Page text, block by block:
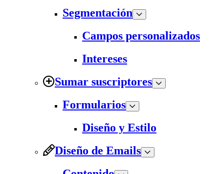
Segmentación
Campos personalizados
Intereses
Sumar suscriptores
Formularios
Diseño y Estilo
Diseño de Emails